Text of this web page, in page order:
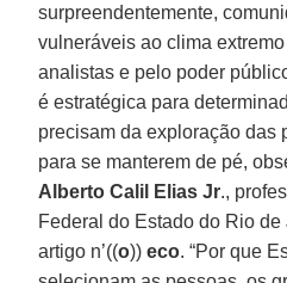
surpreendentemente,
vulneráveis ao clima
analistas e pelo poder
é estratégica para
precisam da exploração das
para se manterem de pé,
Alberto Calil Elias Jr.,
Federal do Estado do Rio
artigo n’((o))eco. “Por que